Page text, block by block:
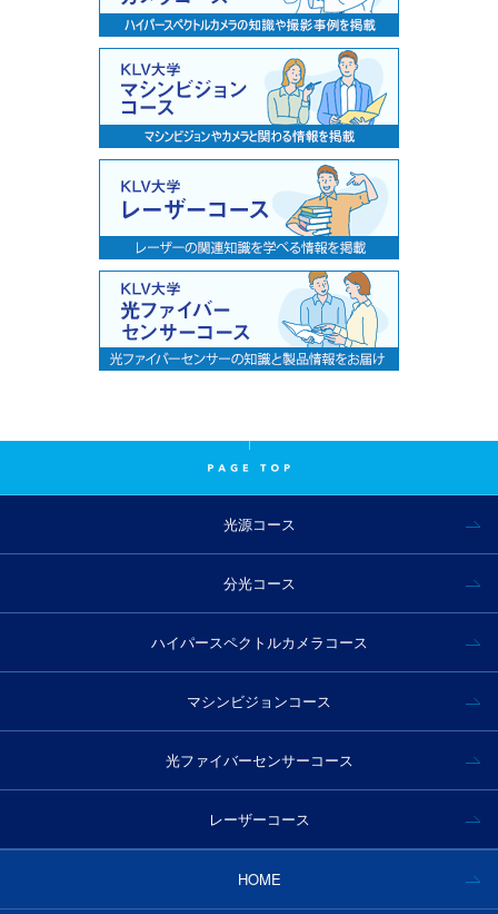
光源コース
分光コース
ハイパースペクトルカメラコース
マシンビジョンコース
光ファイバーセンサーコース
レーザーコース
HOME